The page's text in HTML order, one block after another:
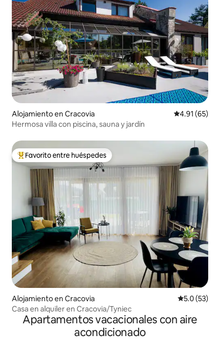
Alojamiento en Cracovia Calificación
4.91 (65)
Hermosa villa con piscina, sauna y jardín
Favorito entre huéspedes preferido
Favorito entre huéspedes
Alojamiento en Cracovia Calificación
5.0 (53)
Casa en alquiler en Cracovia/Tyniec
Apartamentos vacacionales con aire
acondicionado